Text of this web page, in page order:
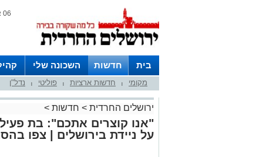
06 אוגוסט 2026 / 11:11
בית חדשות השכונה שלי
חצרות
מקומי חדשות ארציות פוליטי נדל"ן
ירושלים החרדית > חדשות >
"אנו קוצרים אתכם": בת
על ניידת בירושלים | צפו